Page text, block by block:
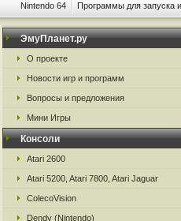
Nintendo 64 Программы для запуска
ЭмуПланет.ру
О проекте
Новости игр и программ
Вопросы и предложения
Мини Игры
Консоли
Atari 2600
Atari 5200, Atari 7800, Atari Jaguar
ColecoVision
Dendy (Nintendo)